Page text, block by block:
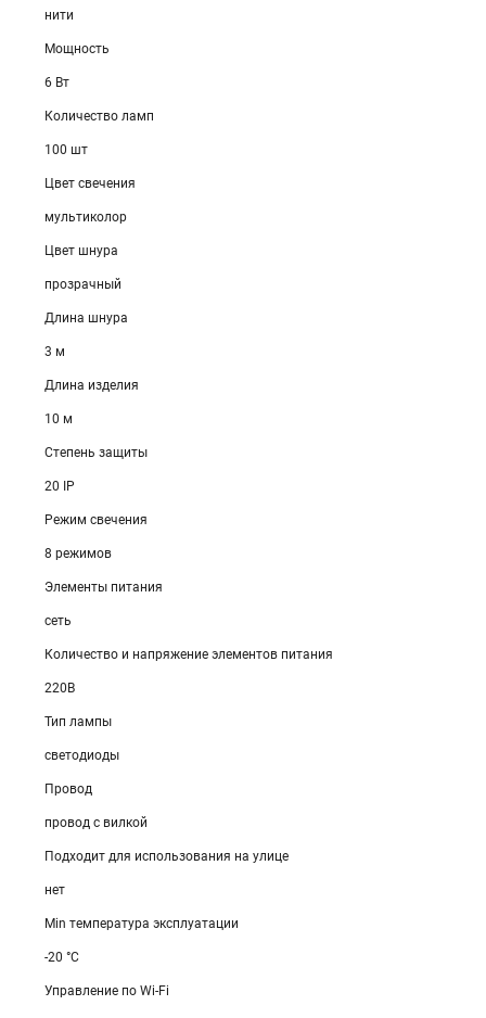
нити
Мощность
6 Вт
Количество ламп
100 шт
Цвет свечения
мультиколор
Цвет шнура
прозрачный
Длина шнура
3 м
Длина изделия
10 м
Степень защиты
20 IP
Режим свечения
8 режимов
Элементы питания
сеть
Количество и напряжение элементов питания
220В
Тип лампы
светодиоды
Провод
провод с вилкой
Подходит для использования на улице
нет
Min температура эксплуатации
-20 °С
Управление по Wi-Fi